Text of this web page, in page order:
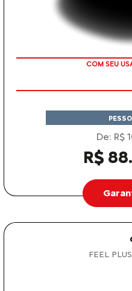
COM SEU
De: R$
R$
FEEL